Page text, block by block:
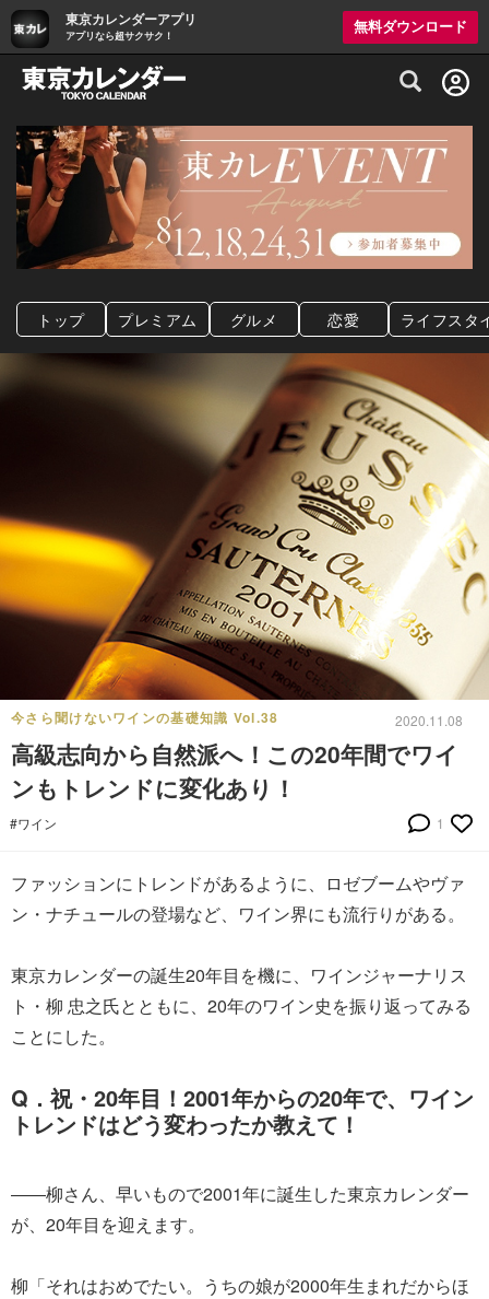
東京カレンダーアプリ
アプリなら超サクサク！
無料ダウンロード
グルメ情報・プレミアムレストラン予約
トップ プレミアム グルメ 恋愛 ライフスタ
今さら聞けないワインの基礎知識 Vol.38 2020.11.08
高級志向から自然派へ！この20年間でワイ
ンもトレンドに変化あり！
#ワイン 1
ファッションにトレンドがあるように、ロゼブームやヴァ
ン・ナチュールの登場など、ワイン界にも流行りがある。
東京カレンダーの誕生20年目を機に、ワインジャーナリス
ト・柳 忠之氏とともに、20年のワイン史を振り返ってみる
ことにした。
Q．祝・20年目！2001年からの20年で、ワイン
トレンドはどう変わったか教えて！
――柳さん、早いもので2001年に誕生した東京カレンダー
が、20年目を迎えます。
柳「それはおめでたい。うちの娘が2000年生まれだからほ